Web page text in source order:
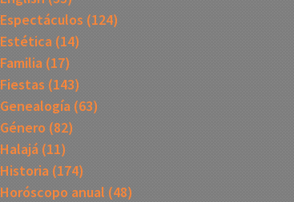
Espectáculos (124)
Estética (14)
Familia (17)
Fiestas (143)
Genealogía (63)
Género (82)
Halajá (11)
Historia (174)
Horóscopo anual (48)